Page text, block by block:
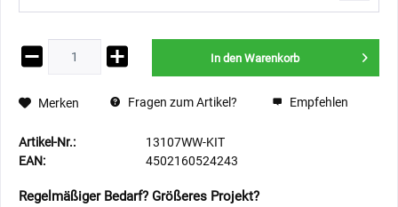
In den Warenkorb
Merken Fragen zum Artikel? Empfehlen
Artikel-Nr.:
13107WW-KIT
EAN:
4502160524243
Regelmäßiger Bedarf? Größeres Projekt?